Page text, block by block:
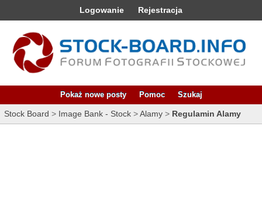
Logowanie Rejestracja
Pokaż nowe posty Pomoc Szukaj
Stock Board > Image Bank - Stock >Alamy > Regulamin Alamy